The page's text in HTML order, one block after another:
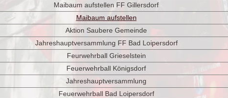
Maibaum aufstellen FF Gillersdorf
Maibaum aufstellen
Aktion Saubere Gemeinde
Jahreshauptversammlung FF Bad Loipersdorf
Feurwehrball Grieselstein
Feuerwehrball Königsdorf
Jahreshauptversammlung
Feuerwehrball Bad Loipersdorf